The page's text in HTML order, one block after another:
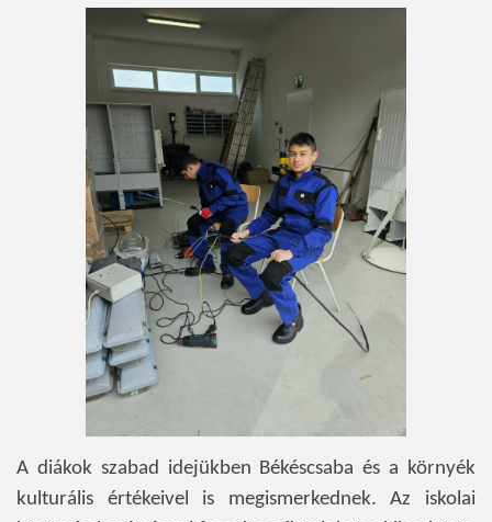
A diákok szabad idejükben Békéscsaba és a környék
kulturális értékeivel is megismerkednek. Az iskolai